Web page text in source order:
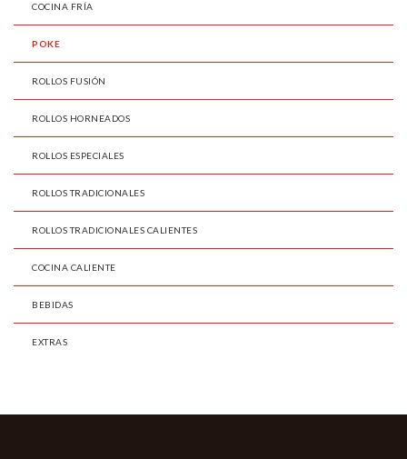
COCINA FRÍA
POKE
ROLLOS FUSIÓN
ROLLOS HORNEADOS
ROLLOS ESPECIALES
ROLLOS TRADICIONALES
ROLLOS TRADICIONALES CALIENTES
COCINA CALIENTE
BEBIDAS
EXTRAS